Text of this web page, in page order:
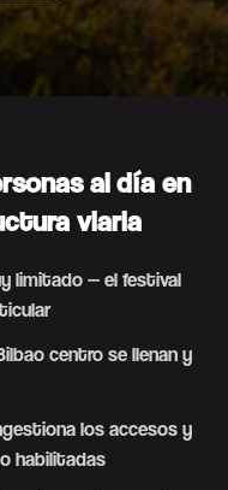
al día en
viaria
limitado — el festival
centro se llenan y
los accesos y
habilitadas